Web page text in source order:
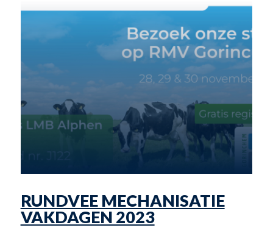
RUNDVEE MECHANISATIE
VAKDAGEN 2023